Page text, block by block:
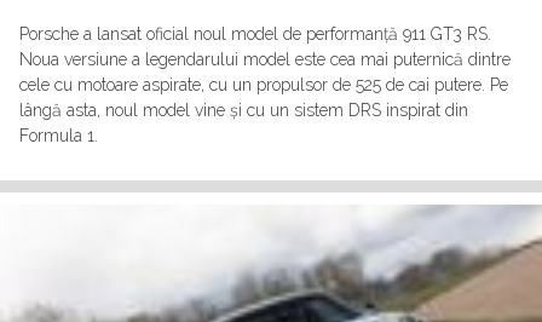
Porsche a lansat oficial noul model de performanță 911 GT3 RS.
Noua versiune a legendarului model este cea mai puternică dintre
cele cu motoare aspirate, cu un propulsor de 525 de cai putere. Pe
lângă asta, noul model vine și cu un sistem DRS inspirat din
Formula 1.